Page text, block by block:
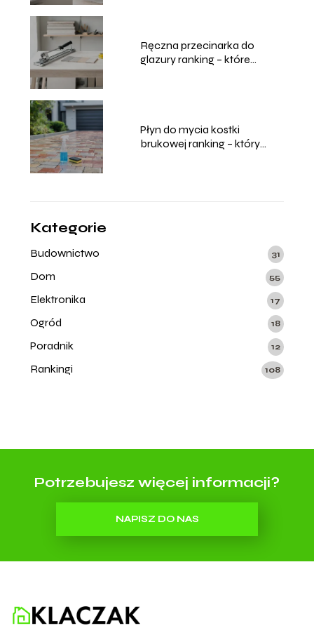
Ręczna przecinarka do
glazury ranking – które
Płyn do mycia kostki
brukowej ranking – który
Kategorie
Budownictwo 31
Dom 55
Elektronika 17
Ogród 18
Poradnik 12
Rankingi 108
Potrzebujesz więcej informacji?
NAPISZ DO NAS